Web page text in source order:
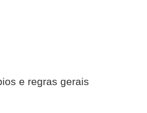
e regras gerais